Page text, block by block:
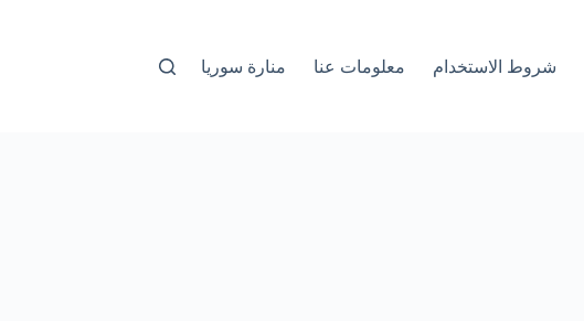
شروط الاستخدام معلومات عنا منارة سوريا